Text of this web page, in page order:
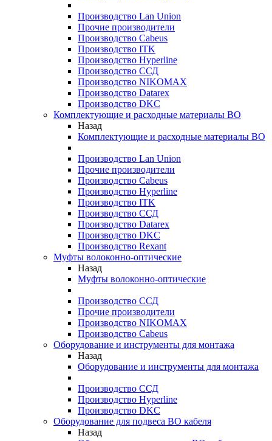
Производство Lan Union
Прочие производители
Производство Cabeus
Производство ITK
Производство Hyperline
Производство ССД
Производство NIKOMAX
Производство Datarex
Производство DKC
Комплектующие и расходные материалы ВО
Назад
Комплектующие и расходные материалы ВО
Производство Lan Union
Прочие производители
Производство Cabeus
Производство Hyperline
Производство ITK
Производство ССД
Производство Datarex
Производство DKC
Производство Rexant
Муфты волоконно-оптические
Назад
Муфты волоконно-оптические
Производство ССД
Прочие производители
Производство NIKOMAX
Производство Cabeus
Оборудование и инструменты для монтажа
Назад
Оборудование и инструменты для монтажа
Производство ССД
Производство Hyperline
Производство DKC
Оборудование для подвеса ВО кабеля
Назад